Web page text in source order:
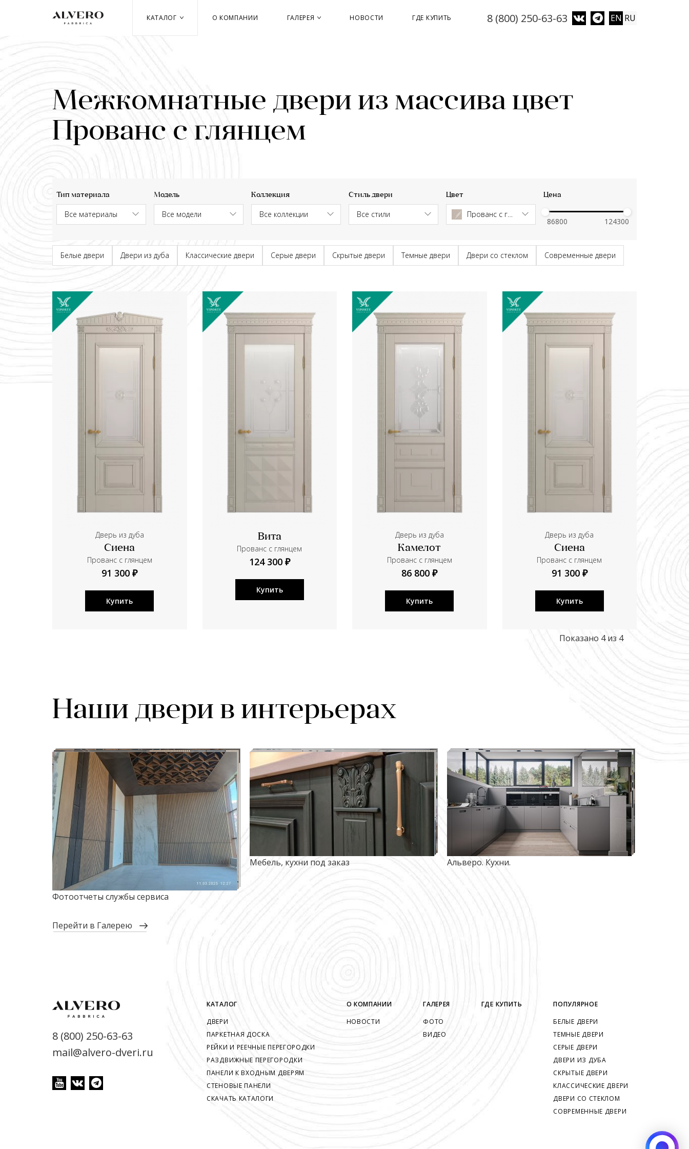
8 (800) 250-63-63 EN RU
КАТАЛОГ О КОМПАНИИ ГАЛЕРЕЯ НОВОСТИ ГДЕ КУПИТЬ
Межкомнатные двери из массива цвет
Прованс с глянцем
Тип материала Модель Коллекция Стиль двери Цвет
Прованс с глянцем
Цена
Белые двери Двери из дуба Классические двери Серые двери Скрытые двери Темные двери Двери со стеклом Современные двери
Дверь из дуба
Сиена
Прованс с глянцем
91 300 ₽
Купить
Вита
Прованс с глянцем
124 300 ₽
Купить
Дверь из дуба
Камелот
Прованс с глянцем
86 800 ₽
Купить
Дверь из дуба
Сиена
Прованс с глянцем
91 300 ₽
Купить
Показано 4 из 4
Наши двери в интерьерах
Фотоотчеты службы сервиса
Мебель, кухни под заказ Альверо. Кухни.
перейти в Галерею
8 (800) 250-63-63
mail@alvero-dveri.ru
КАТАЛОГ
ДВЕРИ
ПАРКЕТНАЯ ДОСКА
РЕЙКИ И РЕЕЧНЫЕ ПЕРЕГОРОДКИ
РАЗДВИЖНЫЕ ПЕРЕГОРОДКИ
ПАНЕЛИ К ВХОДНЫМ ДВЕРЯМ
СТЕНОВЫЕ ПАНЕЛИ
СКАЧАТЬ КАТАЛОГИ
О КОМПАНИИ
НОВОСТИ
ГАЛЕРЕЯ
ФОТО
ВИДЕО
ГДЕ КУПИТЬ
ПОПУЛЯРНОЕ
БЕЛЫЕ ДВЕРИ
ТЕМНЫЕ ДВЕРИ
СЕРЫЕ ДВЕРИ
ДВЕРИ ИЗ ДУБА
СКРЫТЫЕ ДВЕРИ
КЛАССИЧЕСКИЕ ДВЕРИ
ДВЕРИ СО СТЕКЛОМ
СОВРЕМЕННЫЕ ДВЕРИ